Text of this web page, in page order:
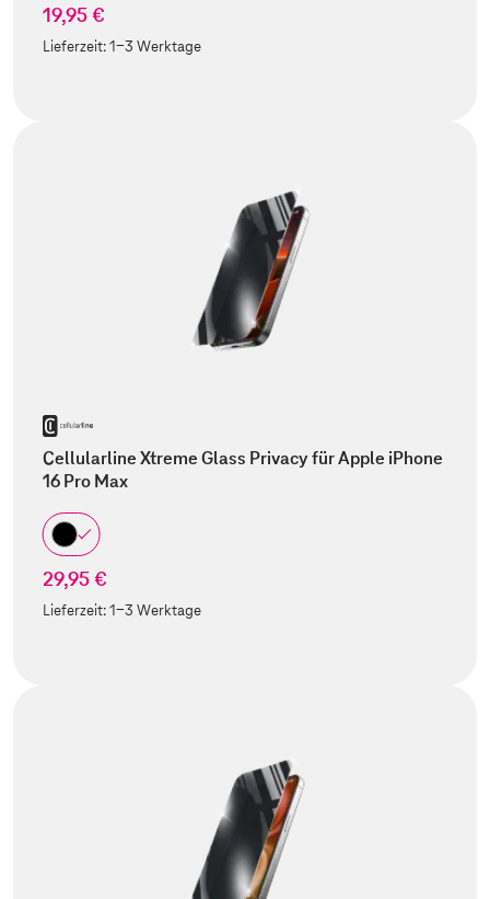
19,95 €
Lieferzeit:1-3 Werktage
Cellularline Xtreme Glass Privacy für Apple iPhone
16 Pro Max
29,95 €
Lieferzeit:1-3 Werktage